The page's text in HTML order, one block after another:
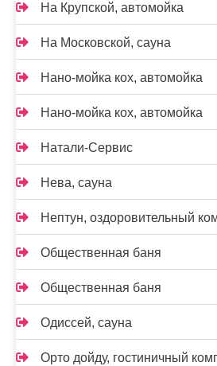
На Крупской, автомойка
На Московской, сауна
Нано-мойка кох, автомойка
Нано-мойка кох, автомойка
Натали-Сервис
Нева, сауна
Нептун, оздоровительный
Общественная баня
Общественная баня
Одиссей, сауна
Орто дойду, гостиничный